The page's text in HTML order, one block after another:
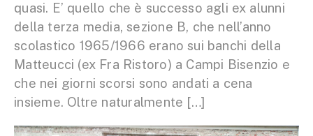
quasi. E’ quello che è successo agli ex alunni
della terza media, sezione B, che nell’anno
scolastico 1965/1966 erano sui banchi della
Matteucci (ex Fra Ristoro) a Campi Bisenzio e
che nei giorni scorsi sono andati a cena
insieme. Oltre naturalmente […]